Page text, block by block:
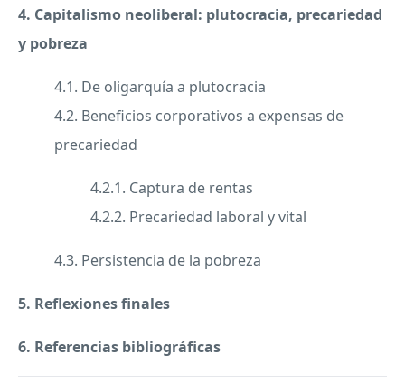
4. Capitalismo neoliberal: plutocracia, precariedad
y pobreza
4.1. De oligarquía a plutocracia
4.2. Beneficios corporativos a expensas de
precariedad
4.2.1. Captura de rentas
4.2.2. Precariedad laboral y vital
4.3. Persistencia de la pobreza
5. Reflexiones finales
6. Referencias bibliográficas